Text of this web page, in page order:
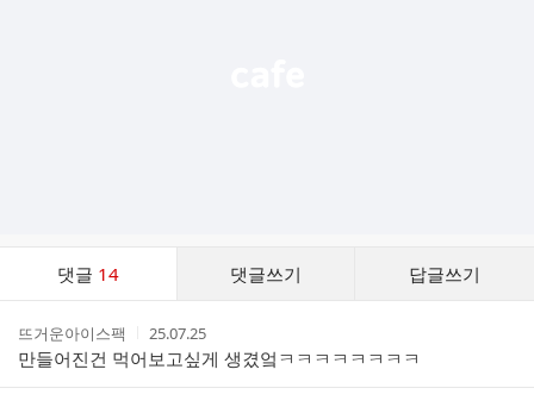
댓글 14 댓글쓰기 답글쓰기
스
작
성
자
뜨거운아이스팩
작
성
시
간
25.07.25
만들어진건 먹어보고싶게 생겼엌ㅋㅋㅋㅋㅋㅋㅋㅋ